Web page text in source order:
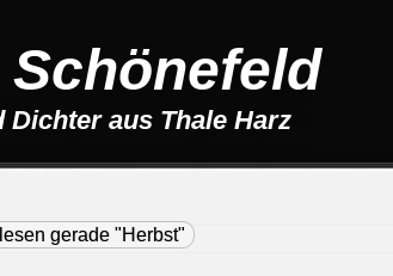
Dichter aus Thale Harz
gerade "Herbst"